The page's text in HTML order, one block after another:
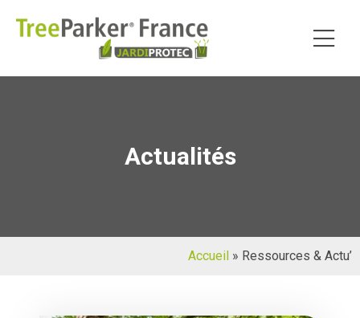
Actualités
Accueil » Ressources & Actu’